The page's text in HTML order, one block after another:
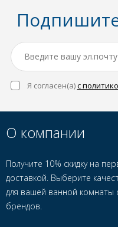
Я согласен(a)с
О компании
Получите 10% скидку на
доставкой. Выберите
для вашей ванной
брендов.